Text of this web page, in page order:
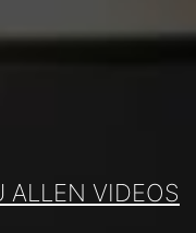
ALLEN VIDEOS